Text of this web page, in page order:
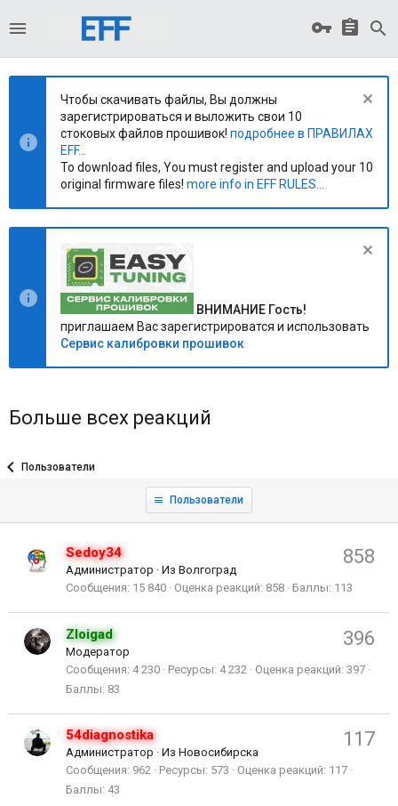
Чтобы скачивать файлы, Вы должны
зарегистрироваться и выложить свои 10
стоковых файлов прошивок! подробнее в ПРАВИЛАХ
EFF...
To download files, You must register and upload your 10
original firmware files! more info in EFF RULES...
ВНИМАНИЕ Гость!
приглашаем Вас зарегистрироватся и использовать
Сервис калибровки прошивок
Больше всех реакций
Пользователи
Пользователи
858
Sedoy34
Администратор · Из Волгоград
Сообщения 15 840 Оценка реакций 858 Баллы 113
396
Zloigad
Модератор
Сообщения 4 230 Ресурсы 4 232 Оценка реакций 397
Баллы 83
117
54diagnostika
Администратор · Из Новосибирска
Сообщения 962 Ресурсы 573 Оценка реакций 117
Баллы 43